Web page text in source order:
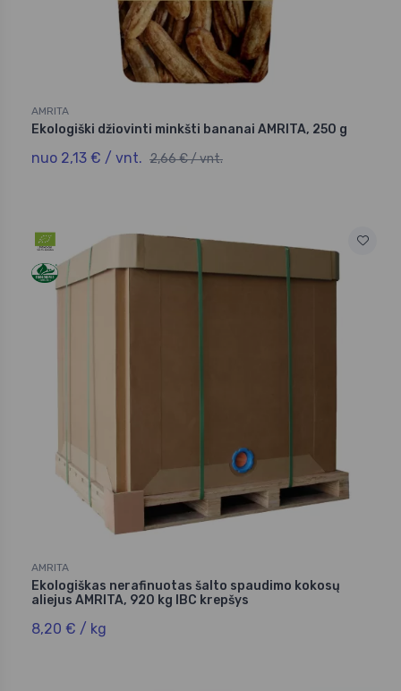
AMRITA
Ekologiški džiovinti minkšti bananai AMRITA, 250 g
nuo 2,13 € / vnt. 2,66 € / vnt.
AMRITA
Ekologiškas nerafinuotas šalto spaudimo kokosų
aliejus AMRITA, 920 kg IBC krepšys
8,20 € / kg